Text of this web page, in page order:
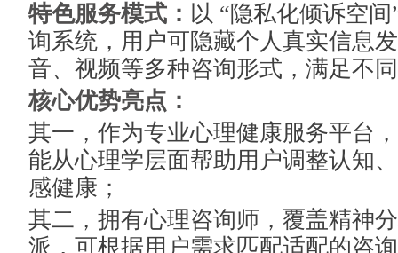
特色服务模式： 以 “隐私化倾诉空
询系统，用户可隐藏个人真实信息
音、视频等多种咨询形式，满足不
核心优势亮点：
其一，作为专业心理健康服务平台
能从心理学层面帮助用户调整认知
感健康；
其二，拥有心理咨询师，覆盖精神
派，可根据用户需求匹配适配的咨